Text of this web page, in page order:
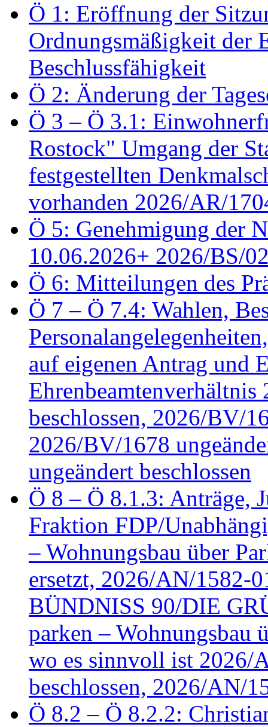
Ö 1: Eröffnung der
Ordnungsmäßigkeit der
Beschlussfähigkeit
Ö 2: Änderung der
Ö 3 – Ö 3.1:
Rostock" Umgang der
festgestellten
vorhanden 2026/AR/
Ö 5: Genehmigung der
10.06.2026+ 2026/BS/
Ö 6: Mitteilungen des
Ö 7 – Ö 7.4: Wahlen,
auf eigenen Antrag und
beschlossen, 2026/BV/
2026/BV/1678
ungeändert beschlossen
Ö 8 – Ö 8.1.3: Anträge,
Fraktion FDP/
– Wohnungsbau über
ersetzt, 2026/AN/1582-
BÜNDNISS 90/DIE
parken – Wohnungsbau
wo es sinnvoll ist 2026/
beschlossen, 2026/AN/
Ö 8.2 – Ö 8.2.2: